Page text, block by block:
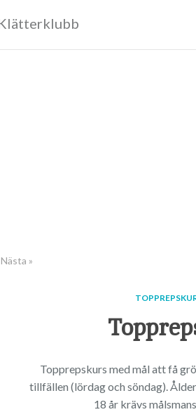
Nästa »
Topprepskurs med mål att få
tillfällen (lördag och söndag).
18 år krävs